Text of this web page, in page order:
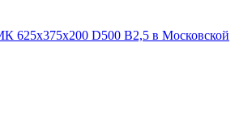
625x375x200 D500 В2,5 в Московской